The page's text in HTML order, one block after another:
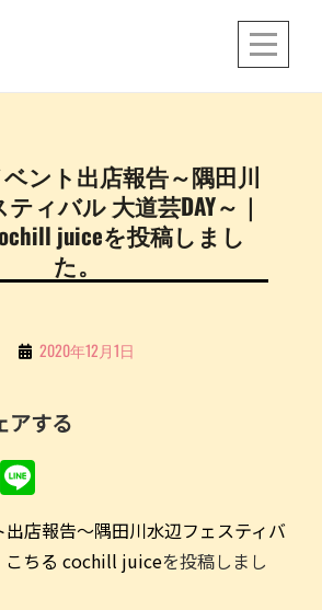
ント出店報告～隅田川
ィバル 大道芸DAY～｜
juiceを投稿しまし
た。
By
る
2020年12月1日
アする
E
n
e
出店報告～隅田川水辺フェスティバ
こちる cochill juiceを投稿しまし